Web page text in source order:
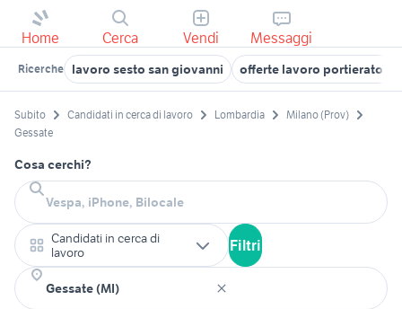
Home Cerca Vendi Messaggi
Ricerche lavoro sesto san giovanni offerte lavoro portierato
Subito Candidati in cerca di lavoro Lombardia
Milano (Prov)
Gessate
Cosa cerchi?
Candidati in cerca di
lavoro
Filtri